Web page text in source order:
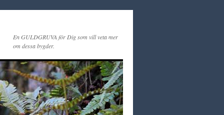
En GULDGRUVA för Dig som vill veta mer
om dessa bygder.